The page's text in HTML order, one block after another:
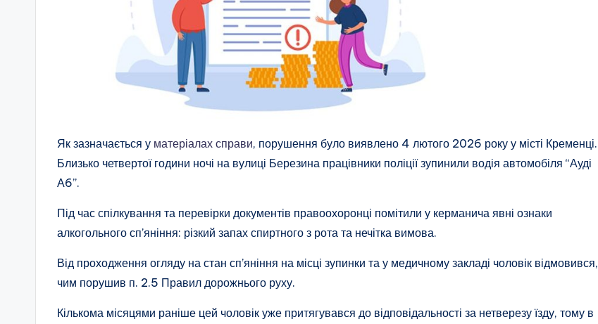
Як зазначається у матеріалах справи, порушення було виявлено 4 лютого 2026 року у місті Кременці.
Близько четвертої години ночі на вулиці Березина працівники поліції зупинили водія автомобіля “Ауді
А6”.
Під час спілкування та перевірки документів правоохоронці помітили у керманича явні ознаки
алкогольного сп’яніння: різкий запах спиртного з рота та нечітка вимова.
Від проходження огляду на стан сп’яніння на місці зупинки та у медичному закладі чоловік відмовився,
чим порушив п. 2.5 Правил дорожнього руху.
Кількома місяцями раніше цей чоловік уже притягувався до відповідальності за нетверезу їзду, тому в